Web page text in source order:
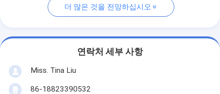
더 많은 것을 전망하십시오
연락처 세부 사항
Miss. Tina Liu
86-18823390532